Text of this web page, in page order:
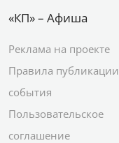
«КП» – Афиша
Реклама на проекте
Правила публикации
события
Пользовательское
соглашение